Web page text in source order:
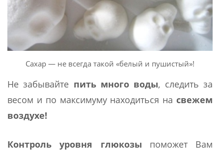
Сахар — не всегда такой «белый и пушистый»!
Не забывайте пить много воды, следить за
весом и по максимуму находиться на свежем
воздухе!
Контроль уровня глюкозы поможет Вам